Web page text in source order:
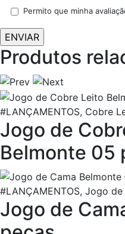
Permito que minha
Produtos
#LANÇAMENTOS, Cobre
Jogo de
Belmonte 05
#LANÇAMENTOS, Jogo de
Jogo de